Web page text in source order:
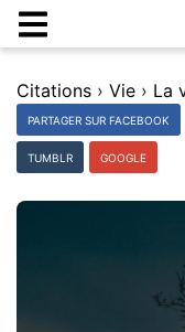
Citations › Vie ›
PARTAGER SUR FACEBOOK
TUMBLR GOOGLE